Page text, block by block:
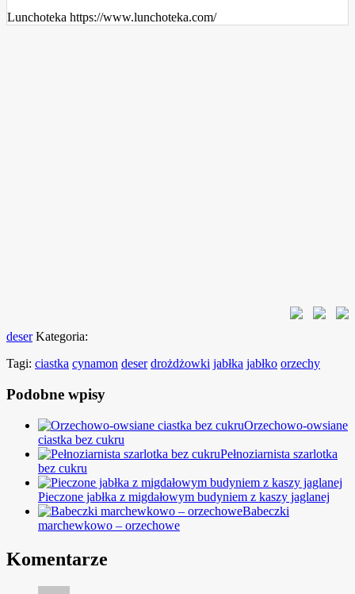
Lunchoteka https://www.lunchoteka.com/
deser Kategoria:
Tagi: ciastka cynamon deser drożdżowki jabłka jabłko orzechy
Podobne wpisy
Orzechowo-owsiane
ciastka bez cukru
Pełnoziarnista szarlotka
bez cukru
Pieczone jabłka z migdałowym budyniem z kaszy jaglanej
Babeczki
marchewkowo – orzechowe
Komentarze